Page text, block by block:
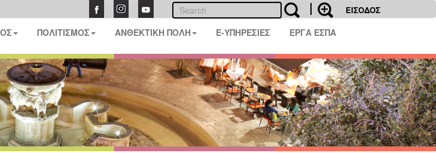
ΕΙΣΟΔΟΣ
ΠΟΛΙΤΙΣΜΟΣ ΑΝΘΕΚΤΙΚΗ ΠΟΛΗ E-ΥΠΗΡΕΣΙΕΣ ΕΡΓΑ ΕΣΠΑ